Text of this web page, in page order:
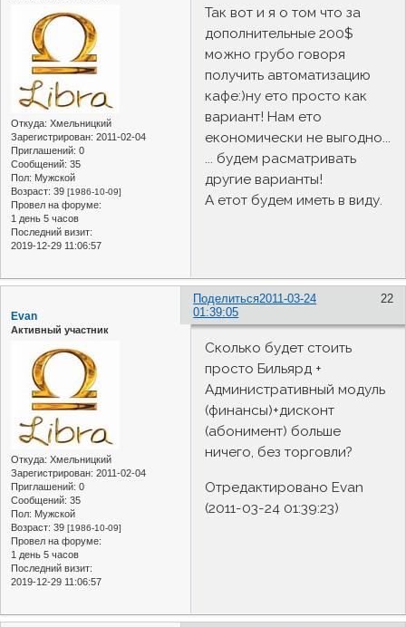
Откуда: Хмельницкий
Зарегистрирован: 2011-02-04
Приглашений: 0
Сообщений: 35
Пол: Мужской
Возраст: 39 [1986-10-09]
Провел на форуме:
1 день 5 часов
Последний визит:
2019-12-29 11:06:57
Так вот и я о том что за
дополнительные 200$
можно грубо говоря
получить автоматизацию
кафе:)ну ето просто как
вариант! Нам ето
економически не выгодно...
... будем расматривать
другие варианты!
А етот будем иметь в виду.
Поделиться 22
2011-03-24
01:39:05
Evan
Активный участник
Откуда: Хмельницкий
Зарегистрирован: 2011-02-04
Приглашений: 0
Сообщений: 35
Пол: Мужской
Возраст: 39 [1986-10-09]
Провел на форуме:
1 день 5 часов
Последний визит:
2019-12-29 11:06:57
Сколько будет стоить
просто Бильярд +
Административный модуль
(финансы)+дисконт
(абонимент) больше
ничего, без торговли?
Отредактировано Evan
(2011-03-24 01:39:23)